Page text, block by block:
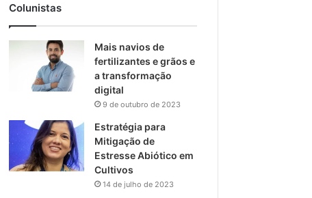
Colunistas
Mais navios de
fertilizantes e grãos e
a transformação
digital
9 de outubro de 2023
Estratégia para
Mitigação de
Estresse Abiótico em
Cultivos
14 de julho de 2023